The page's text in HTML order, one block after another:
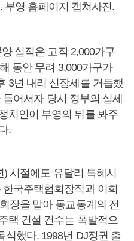
영 홈페이지 캡쳐사진.
실적은 고작 2,000가구
동안 무려 3,000가구가
3년 내리 신장세를 거듭했
어서자 당시 정부의 실세
치인이 부영의 뒤를 봐주
.
시절에도 유달리 특혜시
국주택협회장직과 이희
장을 맡아 동교동계의 전
택 건설 건수는 폭발적으
식했다. 1998년 DJ정권 출